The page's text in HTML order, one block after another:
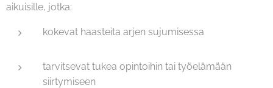
aikuisille, jotka:
kokevat haasteita arjen sujumisessa
tarvitsevat tukea opintoihin tai työelämään
siirtymiseen